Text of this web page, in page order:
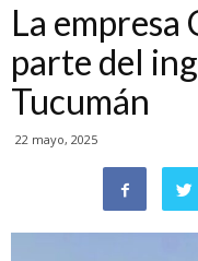
La empresa
parte del
Tucumán
22 mayo, 2025